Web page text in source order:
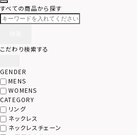
すべての商品から探す
こだわり検索する
GENDER
MENS
WOMENS
CATEGORY
リング
ネックレス
ネックレスチェーン